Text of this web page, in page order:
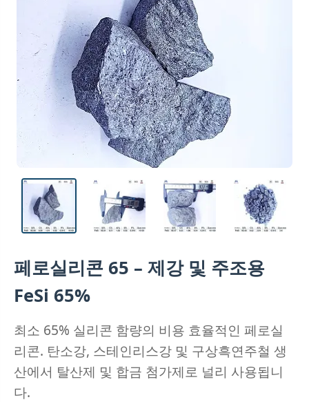
페로실리콘 65 – 제강 및 주조용
FeSi 65%
최소 65% 실리콘 함량의 비용 효율적인 페로실
리콘. 탄소강, 스테인리스강 및 구상흑연주철 생
산에서 탈산제 및 합금 첨가제로 널리 사용됩니
다.